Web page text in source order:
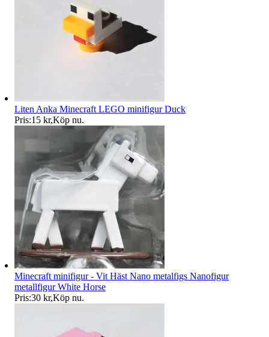
Liten Anka Minecraft LEGO minifigur Duck
Pris:15 kr,Köp nu.
Minecraft minifigur - Vit Häst Nano metalfigs Nanofigur
metallfigur White Horse
Pris:30 kr,Köp nu.